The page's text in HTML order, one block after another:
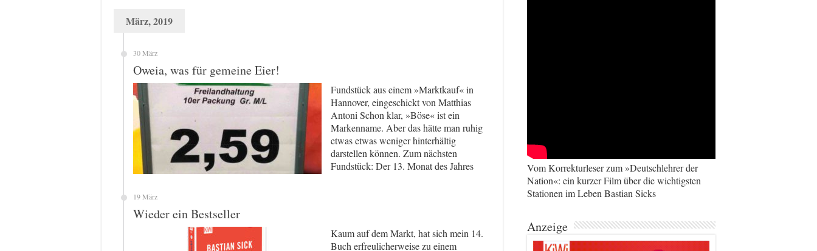
März, 2019
30 März
Oweia, was für gemeine Eier!
Fundstück aus einem »Marktkauf« in
Hannover, eingeschickt von Matthias
Antoni Schon klar, »Böse« ist ein
Markenname. Aber das hätte man ruhig
etwas etwas weniger hinterhältig
darstellen können. Zum nächsten
Fundstück: Der 13. Monat des Jahres
19 März
Wieder ein Bestseller
Kaum auf dem Markt, hat sich mein 14.
Buch erfreulicherweise zu einem
Vom Korrekturleser zum »Deutschlehrer der
Nation«: ein kurzer Film über die wichtigsten
Stationen im Leben Bastian Sicks
Anzeige